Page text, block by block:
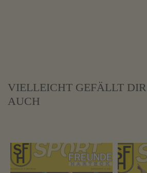
VIELLEICHT GEFÄLLT DIR
AUCH